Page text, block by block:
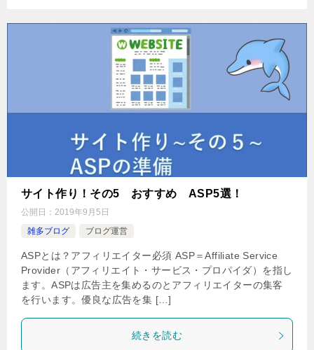
サイト作り！その5 おすすめ ASP5選！
公開日： 2019年9月5日
雑多ブログ
ブログ運営
ASPとは？アフィリエイター必須 ASP＝Affiliate Service
Provider（アフィリエイト・サービス・プロパイダ）を指し
ます。ASPは広告主を集めるのとアフィリエイターの集客
を行います。優良な広告を集 […]
続きを読む